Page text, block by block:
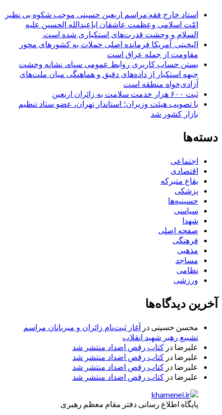
استاد خارج فقه:مراسم اربعین حسینی موجب شکوه بی نظیر
امّت اسلامی وعظمت عاشقان اباعبدالله الحسین علیه
السلام و وحشت قدرت‌های استکباری شده است.
البخیتی: آمریکا فرمانده اصلی حملات به کشورهای محور
مقاومت از جمله عراق است
بستن حساب کاربری روابط عمومی سپاه، نشانه‌ وحشت
جبهه استکبار از داده‌های دقیق و هماهنگی میان ملت‌های
آزادی‌خواه منطقه است
ثبت ۶۰۰ هزار خدمت سلامت به زائران اربعین
با تصویب هیئت وزیران؛ استاندار تهران، عضو ستاد تنظیم
بازار کشور شد
دسته‌ها
اجتماعی
اقتصادی
بقاع متبرکه
پزشکی
حسینیه‌ها
سیاسی
شهدا
صفحه اصلی
فرهنگی
مذهبی
مساجد
نظامی
ورزشی
آخرین دیدگاه‌ها
محسن حسینی در آغاز ثبت‌نام زائران و میزبانان مراسم
تشییع رهبر شهید انقلاب
علیرضا در کتاب رقص اضداد منتشر شد
علیرضا در کتاب رقص اضداد منتشر شد
علیرضا در کتاب رقص اضداد منتشر شد
علیرضا در کتاب رقص اضداد منتشر شد
پایگاه اطلاع رسانی دفتر مقام معظم رهبری